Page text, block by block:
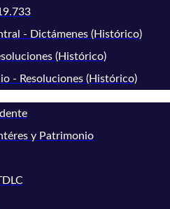
- Dictámenes (Histórico)
(Histórico)
- Resoluciones (Histórico)
y Patrimonio